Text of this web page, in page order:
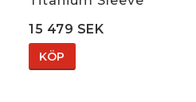
15 479 SEK
KÖP